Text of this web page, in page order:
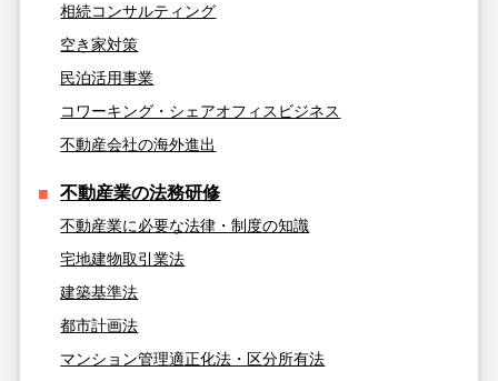
相続コンサルティング
空き家対策
民泊活用事業
コワーキング・シェアオフィスビジネス
不動産会社の海外進出
不動産業の法務研修
不動産業に必要な法律・制度の知識
宅地建物取引業法
建築基準法
都市計画法
マンション管理適正化法・区分所有法